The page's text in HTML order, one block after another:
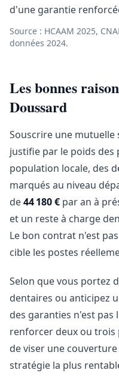
d'une garantie
Source : HCAAM 2025,
données 2024.
Les bonnes
Doussard
Souscrire une mutuelle
justifie par le poids des
population locale, des
marqués au niveau
de44 180 € par an à
et un reste à charge
Le bon contrat n'est
cible les postes
Selon que vous portez
dentaires ou anticipez
des garanties n'est pas
renforcer deux ou
de viser une
stratégie la plus